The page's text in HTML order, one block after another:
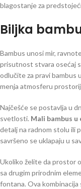
blagostanje za
Biljka
Bambus unosi mir,
prisutnost stvara osećaj
odlučite za pravi bambus
menja atmosferu
Najčešće se postavlja u
svetlosti. Mali bambus
detalj na radnom stolu ili
savršeno se uklapaju u
Ukoliko želite da prostor
sa drugim prirodnim
fontana. Ova